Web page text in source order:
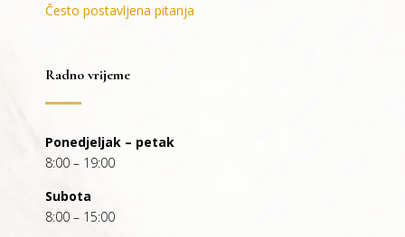
Često postavljena pitanja
Radno vrijeme
Ponedjeljak – petak
8:00 – 19:00
Subota
8:00 – 15:00